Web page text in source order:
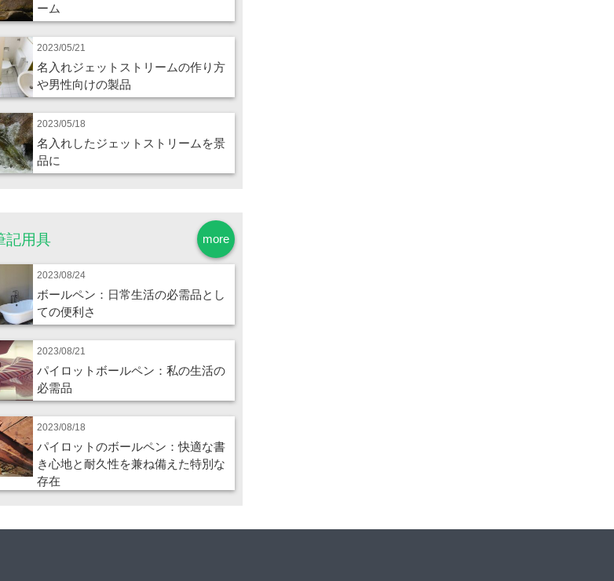
ーム
2023/05/21
名入れジェットストリームの作り方
や男性向けの製品
2023/05/18
名入れしたジェットストリームを景
品に
more
記用具
2023/08/24
ボールペン：日常生活の必需品とし
ての便利さ
2023/08/21
パイロットボールペン：私の生活の
必需品
2023/08/18
パイロットのボールペン：快適な書
き心地と耐久性を兼ね備えた特別な
存在